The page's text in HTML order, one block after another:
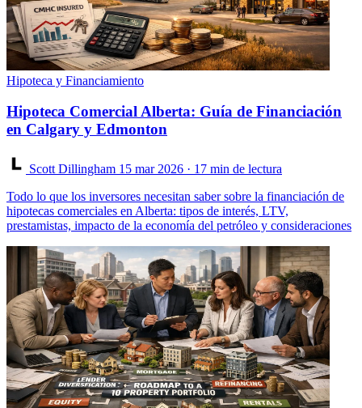
Hipoteca y Financiamiento
Hipoteca Comercial Alberta: Guía de Financiación
en Calgary y Edmonton
Scott Dillingham 15 mar 2026 · 17 min de lectura
Todo lo que los inversores necesitan saber sobre la financiación de
hipotecas comerciales en Alberta: tipos de interés, LTV,
prestamistas, impacto de la economía del petróleo y consideraciones